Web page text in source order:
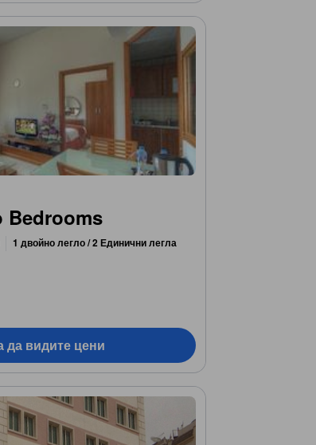
Bedrooms
1 двойно легло / 2 Единични легла
да видите цени